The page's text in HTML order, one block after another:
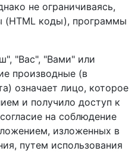
не ограничиваясь,
(HTML коды), программы
"Вас", "Вами" или
производные (в
означает лицо, которое
и получило доступ к
на соблюдение
изложенных в
путем использования